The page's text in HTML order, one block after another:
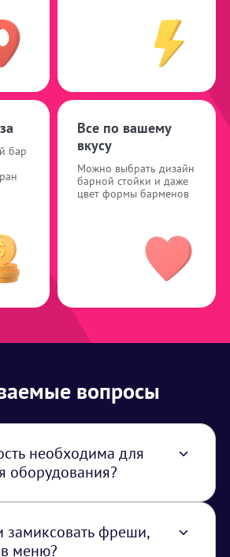
бар
Все по вашему
вкусу
Можно выбрать дизайн
барной стойки и даже
цвет формы барменов
вопросы
необходима для
оборудования?
кВт
замиксовать фреши,
меню?